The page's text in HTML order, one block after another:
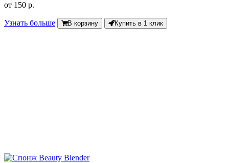
от 150 р.
Узнать больше В корзину Купить в 1 клик